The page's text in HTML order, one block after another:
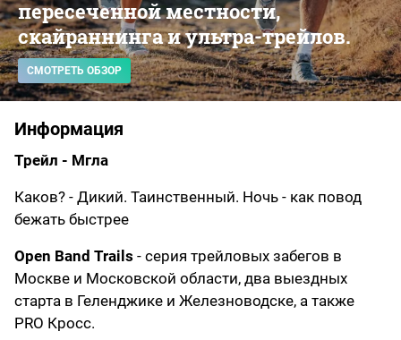
пересеченной местности,
скайраннинга и ультра-трейлов.
СМОТРЕТЬ ОБЗОР
Информация
Трейл - Мгла
Каков? - Дикий. Таинственный. Ночь - как повод
бежать быстрее
Open Band Trails - серия трейловых забегов в
Москве и Московской области, два выездных
старта в Геленджике и Железноводске, а также
PRO Кросс.